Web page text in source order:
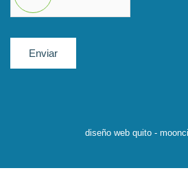
Enviar
diseño web quito -